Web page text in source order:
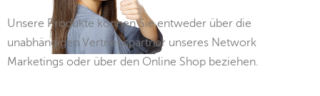
Unsere Produkte können Sie entweder über die
unabhängigen Vertriebspartner unseres Network
Marketings oder über den Online Shop beziehen.